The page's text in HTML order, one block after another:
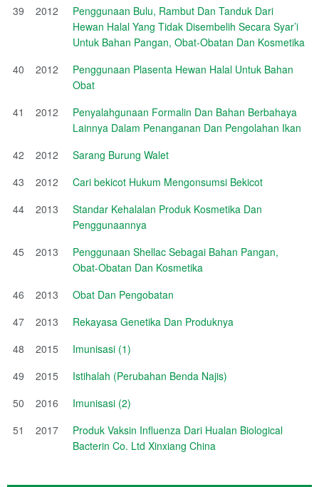
39
2012
Penggunaan Bulu, Rambut Dan Tanduk Dari
Hewan Halal Yang Tidak Disembelih Secara Syar’i
Untuk Bahan Pangan, Obat-Obatan Dan Kosmetika
40
2012
Penggunaan Plasenta Hewan Halal Untuk Bahan
Obat
41
2012
Penyalahgunaan Formalin Dan Bahan Berbahaya
Lainnya Dalam Penanganan Dan Pengolahan Ikan
42
2012
Sarang Burung Walet
43
2012
Cari bekicot Hukum Mengonsumsi Bekicot
44
2013
Standar Kehalalan Produk Kosmetika Dan
Penggunaannya
45
2013
Penggunaan Shellac Sebagai Bahan Pangan,
Obat-Obatan Dan Kosmetika
46
2013
Obat Dan Pengobatan
47
2013
Rekayasa Genetika Dan Produknya
48
2015
Imunisasi (1)
49
2015
Istihalah (Perubahan Benda Najis)
50
2016
Imunisasi (2)
51
2017
Produk Vaksin Influenza Dari Hualan Biological
Bacterin Co. Ltd Xinxiang China